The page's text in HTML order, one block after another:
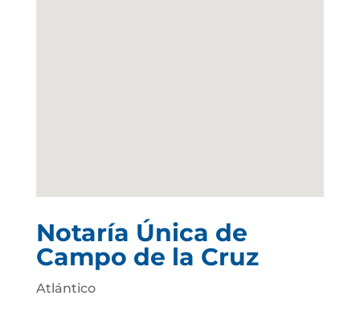
Notaría Única de
Campo de la Cruz
Atlántico